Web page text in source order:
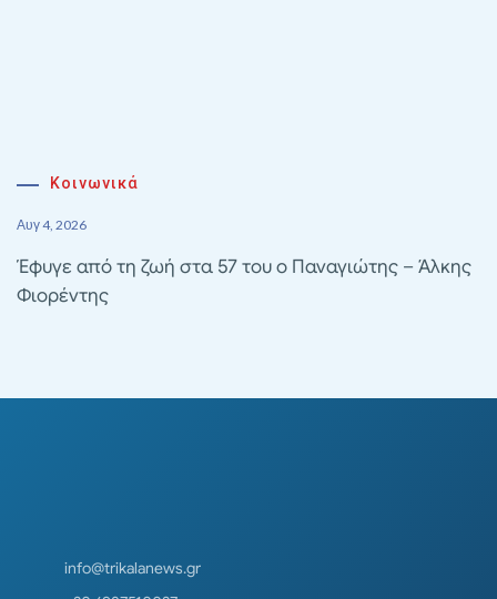
Κοινωνικά
Αυγ 4, 2026
Έφυγε από τη ζωή στα 57 του ο Παναγιώτης – Άλκης
Φιορέντης
info@trikalanews.gr